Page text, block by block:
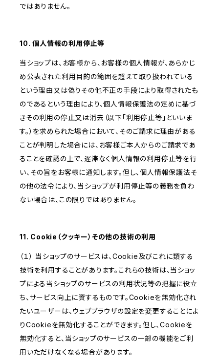
ではありません。
10. 個人情報の利用停止等
当ショップは、お客様から、お客様の個人情報が、あらかじ
め公表された利用目的の範囲を超えて取り扱われている
という理由又は偽りその他不正の手段により取得されたも
のであるという理由により、個人情報保護法の定めに基づ
きその利用の停止又は消去（以下「利用停止等」といいま
す。）を求められた場合において、そのご請求に理由がある
ことが判明した場合には、お客様ご本人からのご請求であ
ることを確認の上で、遅滞なく個人情報の利用停止等を行
い、その旨をお客様に通知します。但し、個人情報保護法そ
の他の法令により、当ショップが利用停止等の義務を負わ
ない場合は、この限りではありません。
11. Cookie（クッキー）その他の技術の利用
（１） 当ショップのサービスは、Cookie及びこれに類する
技術を利用することがあります。これらの技術は、当ショッ
プによる当ショップのサービスの利用状況等の把握に役立
ち、サービス向上に資するものです。Cookieを無効化され
たいユーザーは、ウェブブラウザの設定を変更することによ
りCookieを無効化することができます。但し、Cookieを
無効化すると、当ショップのサービスの一部の機能をご利
用いただけなくなる場合があります。